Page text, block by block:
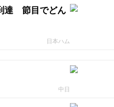
達 節目でどん
日本ハム
中日